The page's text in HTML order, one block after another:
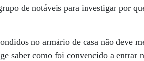
de notáveis para investigar por
no armário de casa não deve
saber como foi convencido a entrar